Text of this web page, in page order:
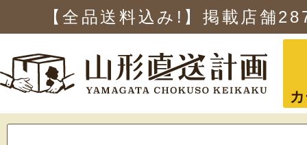
【全品送料込み!】掲載店舗